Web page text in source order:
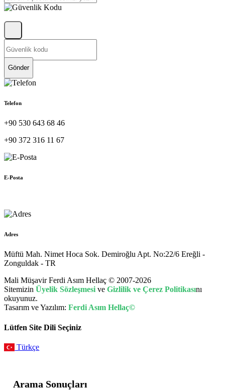
Gönder
Telefon
+90 530 643 68 46
+90 372 316 11 67
E-Posta
Adres
Müftü Mah. Nimet Hoca Sok. Demiroğlu Apt. No:22/6 Ereğli -
Zonguldak - TR
Mali Müşavir Ferdi Asım Hellaç © 2007-2026
Sitemizin Üyelik Sözleşmesive Gizlilik ve Çerez Politikasını
okuyunuz.
Tasarım ve Yazılım: Ferdi Asım Hellaç©
Lütfen Site Dili Seçiniz
Türkçe
Arama Sonuçları